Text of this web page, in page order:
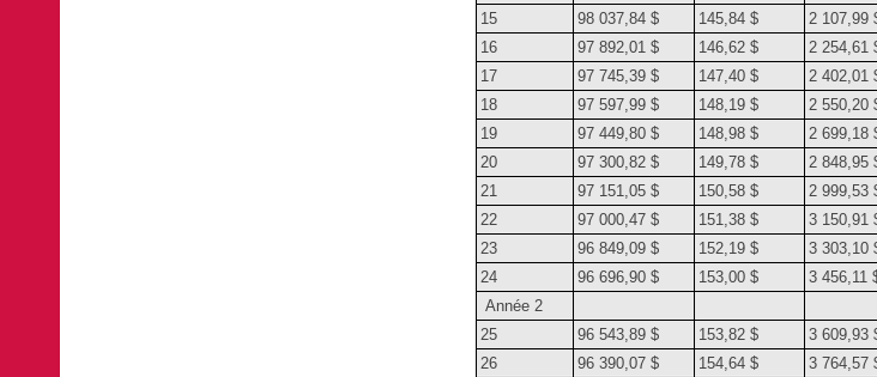
15
98 037,84 $ 145,84 $ 2 107,99
16
97 892,01 $ 146,62 $ 2 254,61
17
97 745,39 $ 147,40 $ 2 402,01
18
97 597,99 $ 148,19 $ 2 550,20
19
97 449,80 $ 148,98 $ 2 699,18
20
97 300,82 $ 149,78 $ 2 848,95
21
97 151,05 $ 150,58 $ 2 999,53
22
97 000,47 $ 151,38 $ 3 150,91
23
96 849,09 $ 152,19 $ 3 303,10
24
96 696,90 $ 153,00 $ 3 456,11
Année 2
25
96 543,89 $ 153,82 $ 3 609,93
26
96 390,07 $ 154,64 $ 3 764,57